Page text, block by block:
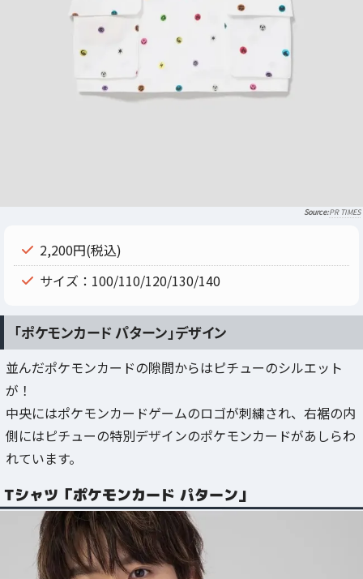
PR TIMES
2,200円(税込)
サイズ：100/110/120/130/140
「ポケモンカード パターン」デザイン
並んだポケモンカードの隙間からはピチューのシルエット
が！
中央にはポケモンカードゲームのロゴが刺繍され、右裾の内
側にはピチューの特別デザインのポケモンカードがあしらわ
れています。
Tシャツ「ポケモンカード パターン」